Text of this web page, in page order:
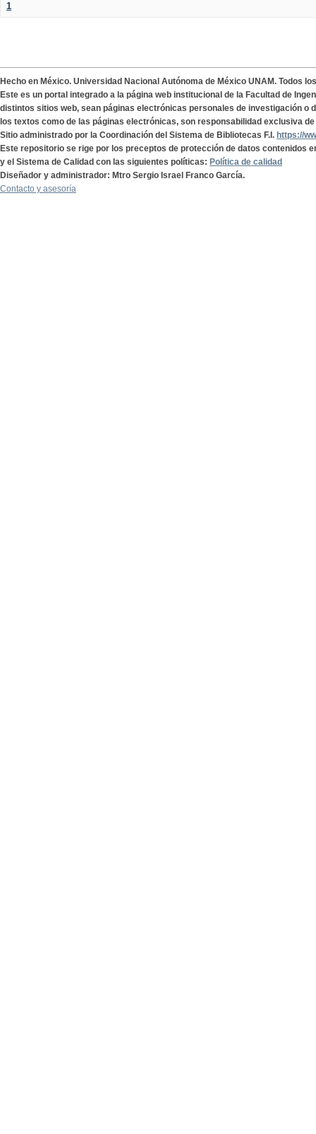
1
Hecho en México. Universidad Nacional Autónoma de México UNAM. Todos
Este es un portal integrado a la página web institucional de la Facultad de
distintos sitios web, sean páginas electrónicas personales de investigación o
los textos como de las páginas electrónicas, son responsabilidad exclusiva
Sitio administrado por la Coordinación del Sistema de Bibliotecas F.I. https://
Este repositorio se rige por los preceptos de protección de datos contenidos
y el Sistema de Calidad con las siguientes políticas: Política de calidad
Diseñador y administrador: Mtro Sergio Israel Franco García.
Contacto y asesoría